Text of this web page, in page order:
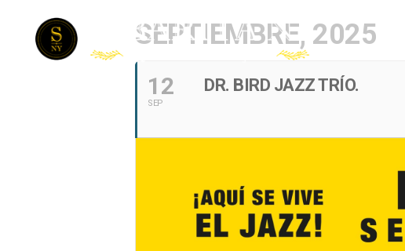
SEPTIEMBRE, 2025
12
SEP
DR. BIRD JAZZ TRÍO.